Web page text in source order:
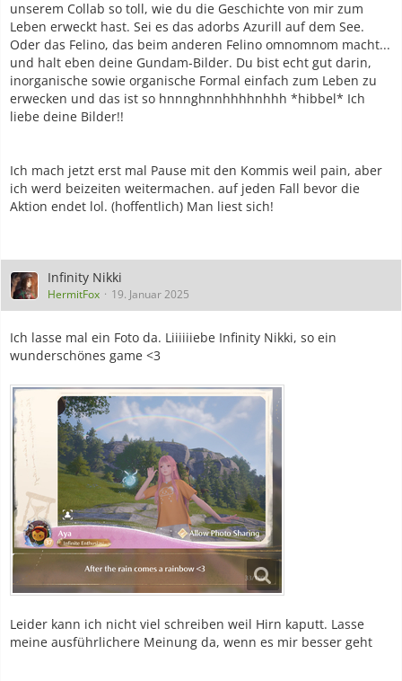
unserem Collab so toll, wie du die Geschichte von mir zum
Leben erweckt hast. Sei es das adorbs Azurill auf dem See.
Oder das Felino, das beim anderen Felino omnomnom macht...
und halt eben deine Gundam-Bilder. Du bist echt gut darin,
inorganische sowie organische Formal einfach zum Leben zu
erwecken und das ist so hnnnghnnhhhhnhhh *hibbel* Ich
liebe deine Bilder!!
Ich mach jetzt erst mal Pause mit den Kommis weil pain, aber
ich werd beizeiten weitermachen. auf jeden Fall bevor die
Aktion endet lol. (hoffentlich) Man liest sich!
Infinity Nikki
HermitFox 19. Januar 2025
Ich lasse mal ein Foto da. Liiiiiiebe Infinity Nikki, so ein
wunderschönes game <3
Leider kann ich nicht viel schreiben weil Hirn kaputt. Lasse
meine ausführlichere Meinung da, wenn es mir besser geht